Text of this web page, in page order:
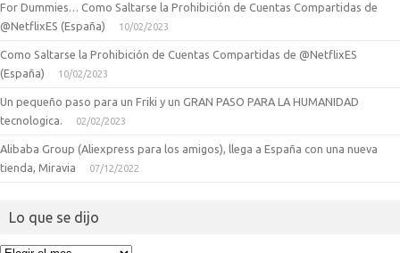
For Dummies… Como Saltarse la Prohibición de Cuentas Compartidas de
@NetflixES (España)
10/02/2023
Como Saltarse la Prohibición de Cuentas Compartidas de @NetflixES
(España)
10/02/2023
Un pequeño paso para un Friki y un GRAN PASO PARA LA HUMANIDAD
tecnologica.
02/02/2023
Alibaba Group (Aliexpress para los amigos), llega a España con una nueva
tienda, Miravia
07/12/2022
Lo que se dijo